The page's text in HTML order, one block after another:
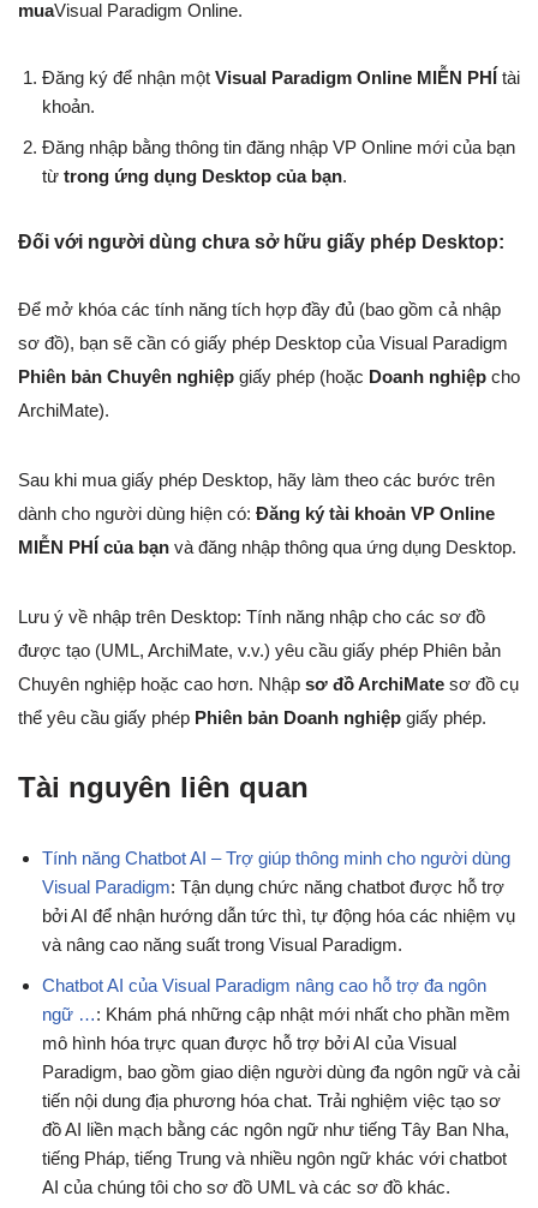
muaVisual Paradigm Online.
Đăng ký để nhận một Visual Paradigm Online MIỄN PHÍ tài
khoản.
Đăng nhập bằng thông tin đăng nhập VP Online mới của bạn
từ trong ứng dụng Desktop của bạn.
Đối với người dùng chưa sở hữu giấy phép Desktop:
Để mở khóa các tính năng tích hợp đầy đủ (bao gồm cả nhập
sơ đồ), bạn sẽ cần có giấy phép Desktop của Visual Paradigm
Phiên bản Chuyên nghiệp giấy phép (hoặc Doanh nghiệp cho
ArchiMate).
Sau khi mua giấy phép Desktop, hãy làm theo các bước trên
dành cho người dùng hiện có: Đăng ký tài khoản VP Online
MIỄN PHÍ của bạn và đăng nhập thông qua ứng dụng Desktop.
Lưu ý về nhập trên Desktop: Tính năng nhập cho các sơ đồ
được tạo (UML, ArchiMate, v.v.) yêu cầu giấy phép Phiên bản
Chuyên nghiệp hoặc cao hơn. Nhập sơ đồ ArchiMate sơ đồ cụ
thể yêu cầu giấy phép Phiên bản Doanh nghiệp giấy phép.
Tài nguyên liên quan
Tính năng Chatbot AI – Trợ giúp thông minh cho người dùng
Visual Paradigm: Tận dụng chức năng chatbot được hỗ trợ
bởi AI để nhận hướng dẫn tức thì, tự động hóa các nhiệm vụ
và nâng cao năng suất trong Visual Paradigm.
Chatbot AI của Visual Paradigm nâng cao hỗ trợ đa ngôn
ngữ …: Khám phá những cập nhật mới nhất cho phần mềm
mô hình hóa trực quan được hỗ trợ bởi AI của Visual
Paradigm, bao gồm giao diện người dùng đa ngôn ngữ và cải
tiến nội dung địa phương hóa chat. Trải nghiệm việc tạo sơ
đồ AI liền mạch bằng các ngôn ngữ như tiếng Tây Ban Nha,
tiếng Pháp, tiếng Trung và nhiều ngôn ngữ khác với chatbot
AI của chúng tôi cho sơ đồ UML và các sơ đồ khác.